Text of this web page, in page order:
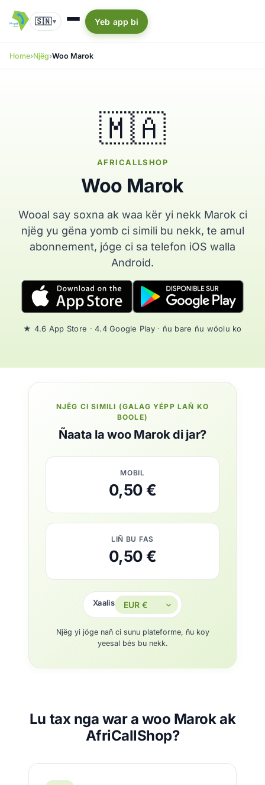
🇸🇳▾ Yeb app bi
Home Njëg Woo Marok
🇲🇦
AFRICALLSHOP
Woo Marok
Wooal say soxna ak waa kër yi nekk Marok ci
njëg yu gëna yomb ci simili bu nekk, te amul
abonnement, jóge ci sa telefon iOS walla
Android.
★ 4.6 App Store · 4.4 Google Play · ñu bare ñu wóolu ko
NJËG CI SIMILI (GALAG YÉPP LAÑ KO
BOOLE)
Ñaata la woo Marok di jar?
MOBIL
0,50 €
LIÑ BU FAS
0,50 €
Xaalis
Njëg yi jóge nañ ci sunu plateforme, ñu koy
yeesal bés bu nekk.
Lu tax nga war a woo Marok ak
AfriCallShop?